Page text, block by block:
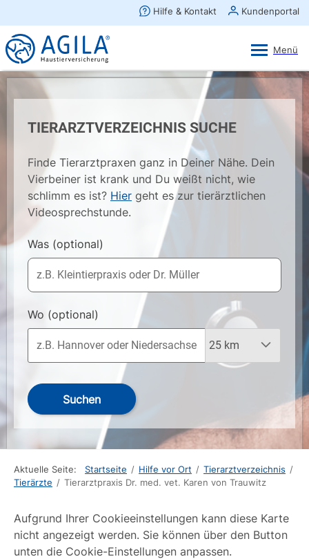
TIERARZTVERZEICHNIS SUCHE
Finde Tierarztpraxen ganz in Deiner Nähe. Dein
Vierbeiner ist krank und Du weißt nicht, wie
schlimm es ist? Hier geht es zur tierärztlichen
Videosprechstunde.
Was (optional)
Wo (optional)
Suchen
Aktuelle Seite: Startseite / Hilfe vor Ort / Tierarztverzeichnis /
Tierärzte / Tierarztpraxis Dr. med. vet. Karen von Trauwitz
Aufgrund Ihrer Cookieeinstellungen kann diese Karte
nicht angezeigt werden. Sie können über den Button
unten die Cookie-Einstellungen anpassen.
×
AGILA Kunden-App
Gratis - Im Play Store laden
Ansehen